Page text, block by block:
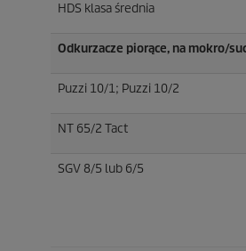
HDS klasa średnia
Odkurzacze piorące, na mokro/
Puzzi 10/1; Puzzi 10/2
NT 65/2 Tact
SGV 8/5 lub 6/5